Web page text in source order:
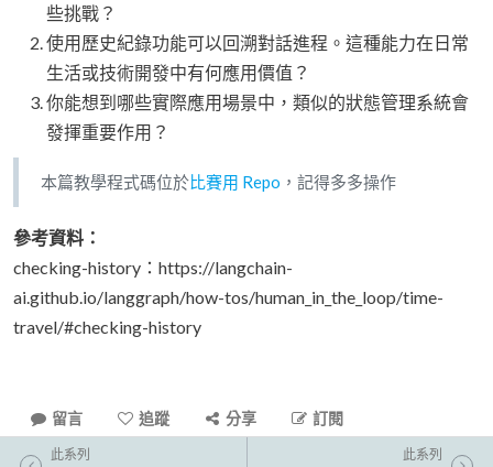
些挑戰？
使用歷史紀錄功能可以回溯對話進程。這種能力在日常
生活或技術開發中有何應用價值？
你能想到哪些實際應用場景中，類似的狀態管理系統會
發揮重要作用？
本篇教學程式碼位於比賽用 Repo ，記得多多操作
參考資料：
checking-history：https://langchain-
ai.github.io/langgraph/how-tos/human_in_the_loop/time-
travel/#checking-history
留言 追蹤 分享 訂閱
此系列
此系列